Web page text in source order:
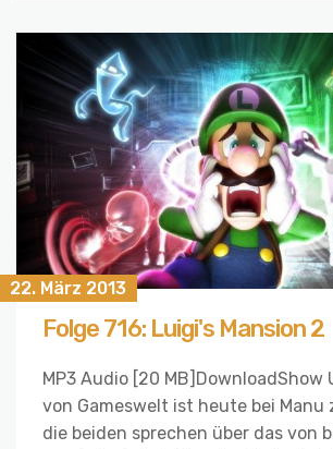
22. März 2013
Folge 716: Luigi's Mansion 2
MP3 Audio [20 MB]DownloadShow
von Gameswelt ist heute bei Manu
die beiden sprechen über das von